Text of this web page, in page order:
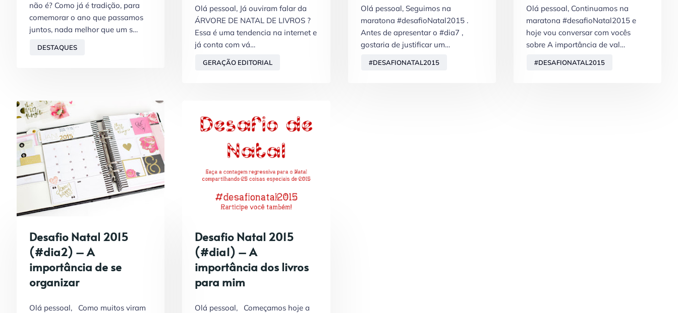
não é? Como já é tradição, para
comemorar o ano que passamos
juntos, nada melhor que um s…
DESTAQUES
Olá pessoal, Já ouviram falar da
ÁRVORE DE NATAL DE LIVROS ?
Essa é uma tendencia na internet e
já conta com vá…
GERAÇÃO EDITORIAL
Olá pessoal, Seguimos na
maratona #desafioNatal2015 .
Antes de apresentar o #dia7 ,
gostaria de justificar um…
#DESAFIONATAL2015
Olá pessoal, Continuamos na
maratona #desafioNatal2015 e
hoje vou conversar com vocês
sobre A importância de val…
#DESAFIONATAL2015
Desafio Natal 2015
(#dia2) – A
importância de se
organizar
Olá pessoal, Como muitos viram
Desafio Natal 2015
(#dia1) – A
importância dos livros
para mim
Olá pessoal, Começamos hoje a